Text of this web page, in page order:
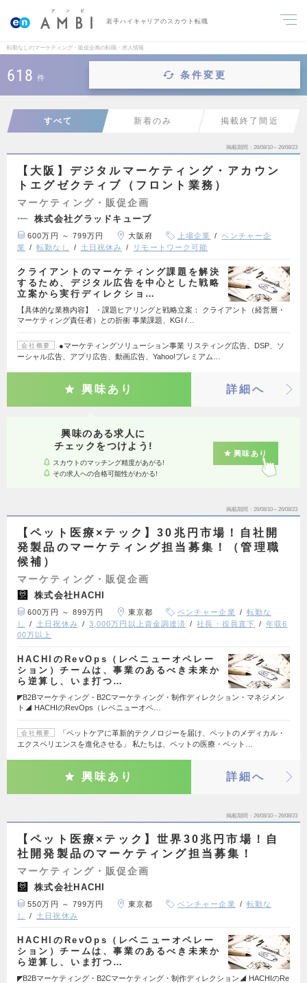
若手ハイキャリアのスカウト転職
転勤なしのマーケティング・販促企画の転職・求人情報
618 件 条件変更
すべて 新着のみ 掲載終了間近
掲載期間 26/08/10～26/08/23
【大阪】デジタルマーケティング・アカウン
トエグゼクティブ（フロント業務）
マーケティング・販促企画
株式会社グラッドキューブ
600万円 ～ 799万円 大阪府 上場企業
ベンチャー企
業
転勤なし 土日祝休み リモートワーク可能
クライアントのマーケティング課題を解決
するため、デジタル広告を中心とした戦略
立案から実行ディレクショ…
【具体的な業務内容】 ・課題ヒアリングと戦略立案： クライアント（経営層・
マーケティング責任者）との折衝 事業課題、KGI /…
会社概要
●マーケティングソリューション事業 リスティング広告、DSP、ソ
ーシャル広告、アプリ広告、動画広告、Yahoo!プレミアム…
興味あり 詳細へ
興味のある求人に
チェックをつけよう!
スカウトのマッチング精度があがる!
その求人への合格可能性がわかる!
興味あり
掲載期間 26/08/10～26/08/23
【ペット医療×テック】30兆円市場！自社開
発製品のマーケティング担当募集！（管理職
候補）
マーケティング・販促企画
株式会社HACHI
600万円 ～ 899万円 東京都 ベンチャー企業
転勤な
し
土日祝休み 3,000万円以上資金調達済 社長・役員直下
年収6
00万以上
HACHIのRevOps（レベニューオペレー
ション）チームは、事業のあるべき未来か
ら逆算し、いま打つ…
◤B2Bマーケティング・B2Cマーケティング・制作ディレクション・マネジメン
ト◢ HACHIのRevOps（レベニューオペ…
会社概要
「ペットケアに革新的テクノロジーを届け、ペットのメディカル・
エクスペリエンスを進化させる」 私たちは、ペットの医療・ペット…
興味あり 詳細へ
掲載期間 26/08/10～26/08/23
【ペット医療×テック】世界30兆円市場！自
社開発製品のマーケティング担当募集！
マーケティング・販促企画
株式会社HACHI
550万円 ～ 799万円 東京都 ベンチャー企業
転勤な
し
土日祝休み
HACHIのRevOps（レベニューオペレー
ション）チームは、事業のあるべき未来か
ら逆算し、いま打つ…
◤B2Bマーケティング・B2Cマーケティング・制作ディレクション◢ HACHIのRe